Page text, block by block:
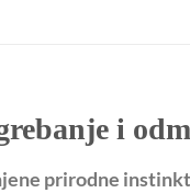
i
prirodne